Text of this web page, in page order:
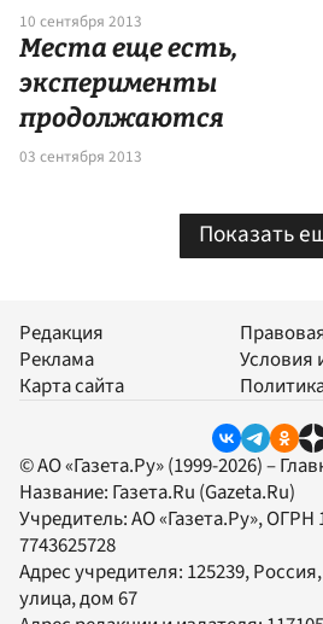
10 сентября 2013
Места еще есть,
эксперименты
продолжаются
03 сентября 2013
Показать
Редакция
Реклама
Карта сайта
Условия
© АО «Газета.Ру» (1999-2026) –
Название: Газета.Ru (Gazeta.Ru)
Учредитель:АО «Газета.Ру», ОГРН
7743625728
Адрес учредителя: 125239,
улица, дом 67